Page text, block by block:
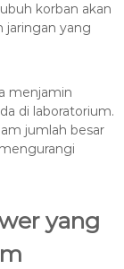
korban akan
jaringan yang
menjamin
di laboratorium.
jumlah besar
yang